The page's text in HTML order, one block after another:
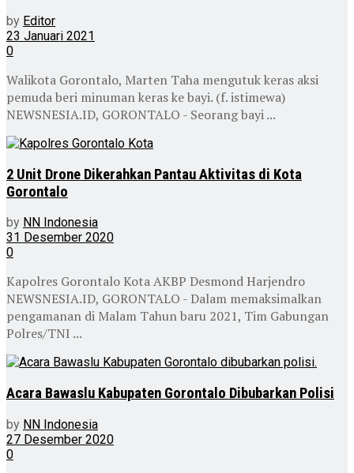
by Editor
23 Januari 2021
0
Walikota Gorontalo, Marten Taha mengutuk keras aksi
pemuda beri minuman keras ke bayi. (f. istimewa)
NEWSNESIA.ID, GORONTALO - Seorang bayi ...
2 Unit Drone Dikerahkan Pantau Aktivitas di Kota
Gorontalo
by NN Indonesia
31 Desember 2020
0
Kapolres Gorontalo Kota AKBP Desmond Harjendro
NEWSNESIA.ID, GORONTALO - Dalam memaksimalkan
pengamanan di Malam Tahun baru 2021, Tim Gabungan
Polres/TNI ...
Acara Bawaslu Kabupaten Gorontalo Dibubarkan Polisi
by NN Indonesia
27 Desember 2020
0